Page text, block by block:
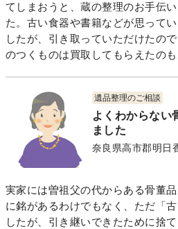
てしまおうと、蔵の整理のお手伝
た。古い食器や書籍などが思って
したが、引き取っていただけたの
のつくものは買取してもらえたのも
遺品整理のご相談
よくわからない
ました
奈良県高市郡明日
実家には曽祖父の代からある骨董
に銘があるわけでもなく、ただ「
したが、引き継いできたために捨